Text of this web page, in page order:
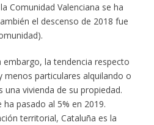
Comunidad Valenciana se ha
el descenso de 2018 fue
embargo, la tendencia respecto
menos particulares alquilando o
vivienda de su propiedad.
pasado al 5% en 2019.
territorial, Cataluña es la